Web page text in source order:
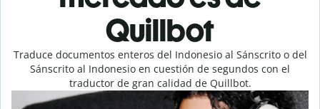
Quillbot
Traduce documentos enteros del Indonesio al Sánscrito o del
Sánscrito al Indonesio en cuestión de segundos con el
traductor de gran calidad de Quillbot.